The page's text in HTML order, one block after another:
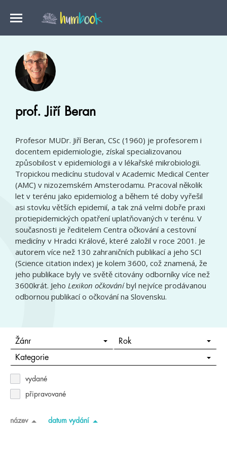
prof. Jiří Beran
Profesor MUDr. Jiří Beran, CSc (1960) je profesorem i
docentem epidemiologie, získal specializovanou
způsobilost v epidemiologii a v lékařské mikrobiologii.
Tropickou medicínu studoval v Academic Medical Center
(AMC) v nizozemském Amsterodamu. Pracoval několik
let v terénu jako epidemiolog a během té doby vyřešil
asi stovku větších epidemií, a tak zná velmi dobře praxi
protiepidemických opatření uplatňovaných v terénu. V
současnosti je ředitelem Centra očkování a cestovní
medicíny v Hradci Králové, které založil v roce 2001. Je
autorem více než 130 zahraničních publikací a jeho SCI
(Science citation index) je kolem 3600, což znamená, že
jeho publikace byly ve světě citovány odborníky více než
3600krát. Jeho Lexikon očkováníbyl nejvíce prodávanou
odbornou publikací o očkování na Slovensku.
Žánr Rok
Kategorie
vydané
připravované
název datum vydání